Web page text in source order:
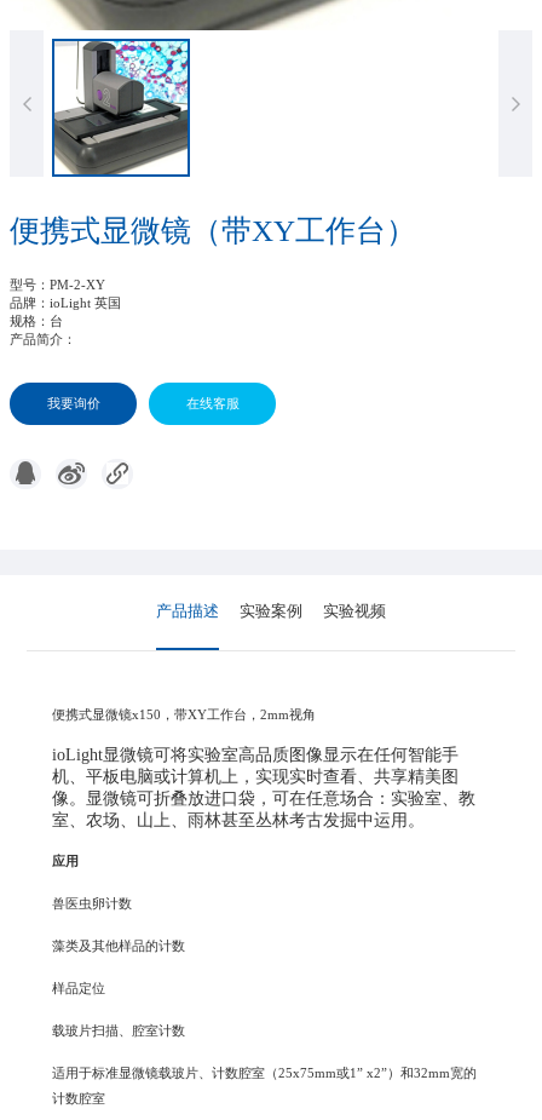
便携式显微镜（带XY工作台）
型号 ：PM-2-XY
品牌 ：ioLight 英国
规格 ：台
产品简介 ：
我要询价 在线客服
产品描述 实验案例 实验视频
便携式显微镜x150，带XY工作台，2mm视角
ioLight显微镜可将实验室高品质图像显示在任何智能手
机、平板电脑或计算机上，实现实时查看、共享精美图
像。显微镜可折叠放进口袋，可在任意场合：实验室、教
室、农场、山上、雨林甚至丛林考古发掘中运用。
应用
兽医虫卵计数
藻类及其他样品的计数
样品定位
载玻片扫描、腔室计数
适用于标准显微镜载玻片、计数腔室（25x75mm或1” x2”）和32mm宽的
计数腔室